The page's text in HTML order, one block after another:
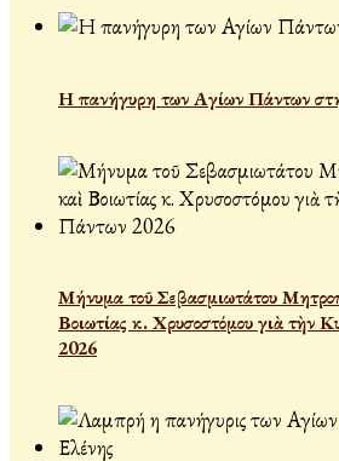
Η πανήγυρη των Αγίων Πάντων
Μήνυμα τοῦ Σεβασμιωτάτου
Βοιωτίας κ. Χρυσοστόμου γιὰ τὴν
2026